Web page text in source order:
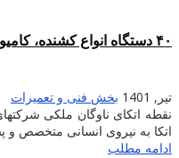
۴۰ دستگاه انواع کشنده، کامیون، کامیونت و یدک‌های دو و سه محور، پس از بازسازی و تعمیر به چرخه حمل شرکت حمل و نقل خلیج فارس برگشتند
تیر, 1401
بخش فنی و تعمیرات
نقطه اتکای ناوگان ملکی
اتکا به نیروی انسانی متخصص و
ادامه مطلب